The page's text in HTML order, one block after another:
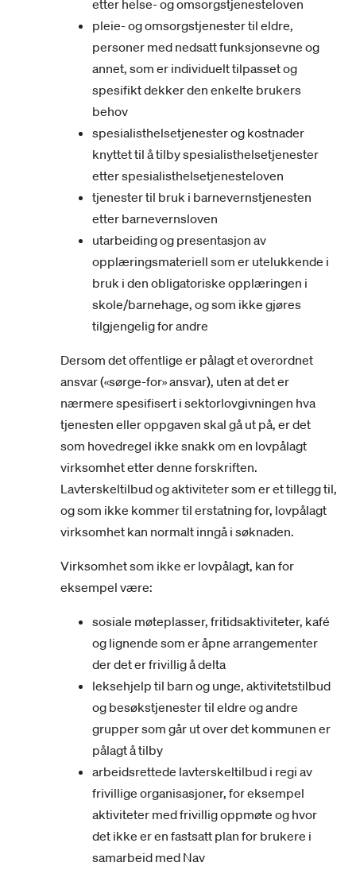
etter helse- og omsorgstjenesteloven
pleie- og omsorgstjenester til eldre,
personer med nedsatt funksjonsevne og
annet, som er individuelt tilpasset og
spesifikt dekker den enkelte brukers
behov
spesialisthelsetjenester og kostnader
knyttet til å tilby spesialisthelsetjenester
etter spesialisthelsetjenesteloven
tjenester til bruk i barnevernstjenesten
etter barnevernsloven
utarbeiding og presentasjon av
opplæringsmateriell som er utelukkende i
bruk i den obligatoriske opplæringen i
skole/barnehage, og som ikke gjøres
tilgjengelig for andre
Dersom det offentlige er pålagt et overordnet
ansvar («sørge-for» ansvar), uten at det er
nærmere spesifisert i sektorlovgivningen hva
tjenesten eller oppgaven skal gå ut på, er det
som hovedregel ikke snakk om en lovpålagt
virksomhet etter denne forskriften.
Lavterskeltilbud og aktiviteter som er et tillegg til,
og som ikke kommer til erstatning for, lovpålagt
virksomhet kan normalt inngå i søknaden.
Virksomhet som ikke er lovpålagt, kan for
eksempel være:
sosiale møteplasser, fritidsaktiviteter, kafé
og lignende som er åpne arrangementer
der det er frivillig å delta
leksehjelp til barn og unge, aktivitetstilbud
og besøkstjenester til eldre og andre
grupper som går ut over det kommunen er
pålagt å tilby
arbeidsrettede lavterskeltilbud i regi av
frivillige organisasjoner, for eksempel
aktiviteter med frivillig oppmøte og hvor
det ikke er en fastsatt plan for brukere i
samarbeid med Nav